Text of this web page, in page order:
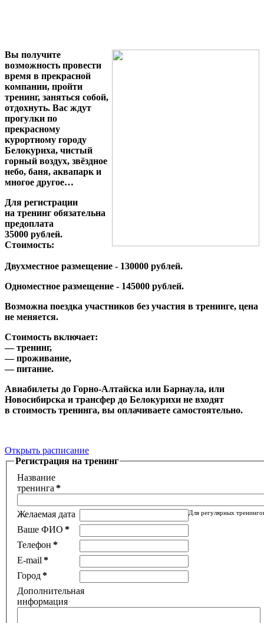
Вы получите
возможность провести
время в прекрасной
компании, пройти
тренинг, заняться собой,
отдохнуть. Вас ждут
прогулки по
прекрасному
курортному городу
Белокуриха, чистый
горный воздух, звёздное
небо, баня, аквапарк и
многое другое…
Для регистрации
на тренинг обязательна
предоплата
35000 рублей.
Стоимость:
Двухместное размещение - 130000 рублей.
Одноместное размещение - 145000 рублей.
Возможна поездка участников без участия в тренинге, цена
не меняется.
Cтоимость включает:
— тренинг,
— проживание,
— питание.
Авиабилеты до Горно-Алтайска или Барнаула, или
Новосибирска и трансфер до Белокурихи не входят
в стоимость тренинга, вы оплачиваете самостоятельно.
Открыть расписание
Регистрация на тренинг
Название
тренинга*
Желаемая дата Для регулярных
Ваше ФИО *
Телефон *
E-mail*
Город*
Дополнительная
информация